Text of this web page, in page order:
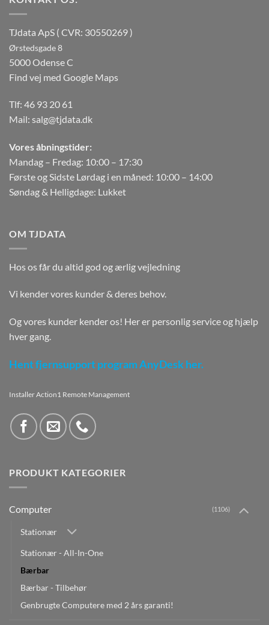
TJdata ApS ( CVR: 30550269 )
Ørstedsgade 8
5000 Odense C
Find vej med Google Maps
Tlf: 46 93 20 61
Mail: salg@tjdata.dk
Vores åbningstider:
Mandag – Fredag: 10:00 – 17:30
Første og Sidste Lørdag i en måned: 10:00 – 14:00
Søndag & Helligdage: Lukket
OM TJDATA
Hos os får du altid god og ærlig vejledning
Vi kender vores kunder & deres behov.
Og vores kunder kender os! Her er personlig service og hjælp
hver gang.
Hent fjernsupport program AnyDesk her.
Installer Action1 Remote Management
PRODUKT KATEGORIER
Computer (1106)
Stationær
Stationær - All-In-One
Bærbar
Bærbar - Tilbehør
Genbrugte Computere med 2 års garanti!